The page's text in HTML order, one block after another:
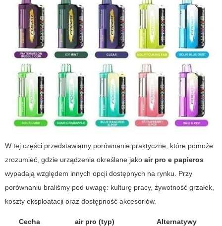
W tej części przedstawiamy porównanie praktyczne, które pomoże
zrozumieć, gdzie urządzenia określane jako air pro e papieros
wypadają względem innych opcji dostępnych na rynku. Przy
porównaniu braliśmy pod uwagę: kulturę pracy, żywotność grzałek,
koszty eksploatacji oraz dostępność akcesoriów.
Cecha air pro (typ)
Alternatywy